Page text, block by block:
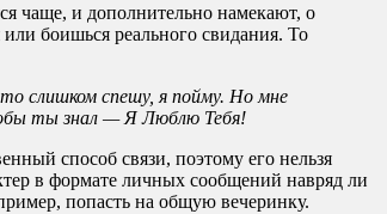
чаще, и дополнительно намекают, о
боишься реального свидания. То
слишком спешу, я пойму. Но мне
ты знал — Я Люблю Тебя!
способ связи, поэтому его нельзя
в формате личных сообщений навряд ли
попасть на общую вечеринку.